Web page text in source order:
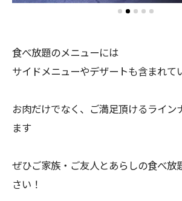
食べ放題のメニューには
サイドメニューやデザートも含まれて
お肉だけでなく、ご満足頂けるライン
ます
ぜひご家族・ご友人とあらしの食べ放
さい！